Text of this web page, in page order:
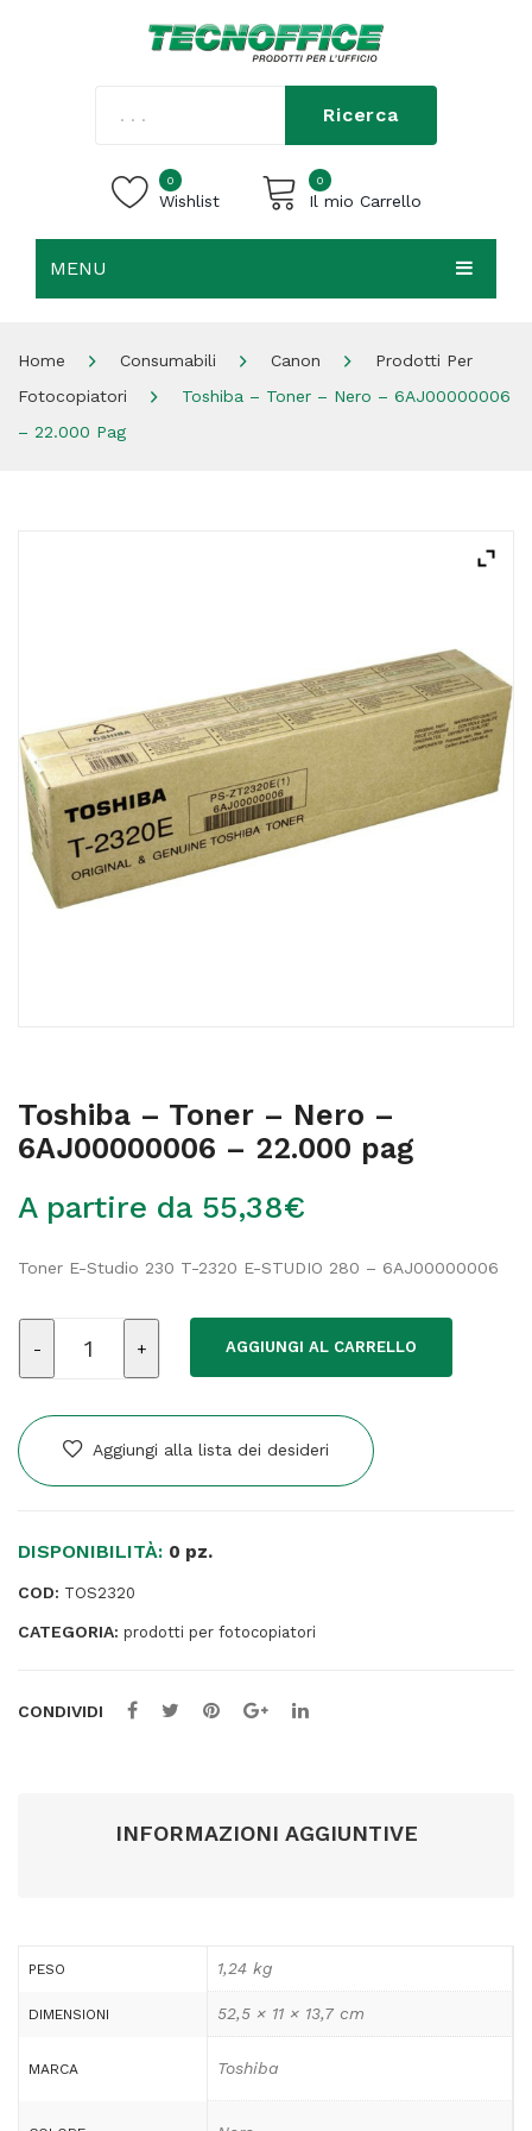
Ricerca
0
Wishlist
0
Il mio Carrello
MENU
SHOP
Home Consumabili Canon
Prodotti Per
Fotocopiatori
Toshiba – Toner – Nero – 6AJ00000006
– 22.000 Pag
Toshiba – Toner – Nero –
6AJ00000006 – 22.000 pag
A partire da 55,38€
Toner E-Studio 230 T-2320 E-STUDIO 280 – 6AJ00000006
-
Nero
22.000
AGGIUNGI AL CARRELLO
Aggiungi alla lista dei desideri
DISPONIBILITÀ: 0 pz.
COD: TOS2320
CATEGORIA: prodotti per fotocopiatori
CONDIVIDI
INFORMAZIONI AGGIUNTIVE
PESO 1,24 kg
DIMENSIONI 52,5 × 11 × 13,7 cm
MARCA Toshiba